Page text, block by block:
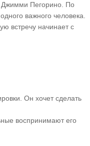
Пегорино. По
важного человека.
встречу начинает с
Он хочет сделать
воспринимают его